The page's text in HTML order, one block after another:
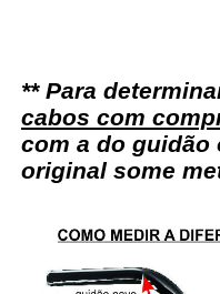
** Para
cabos com
com a do
original some